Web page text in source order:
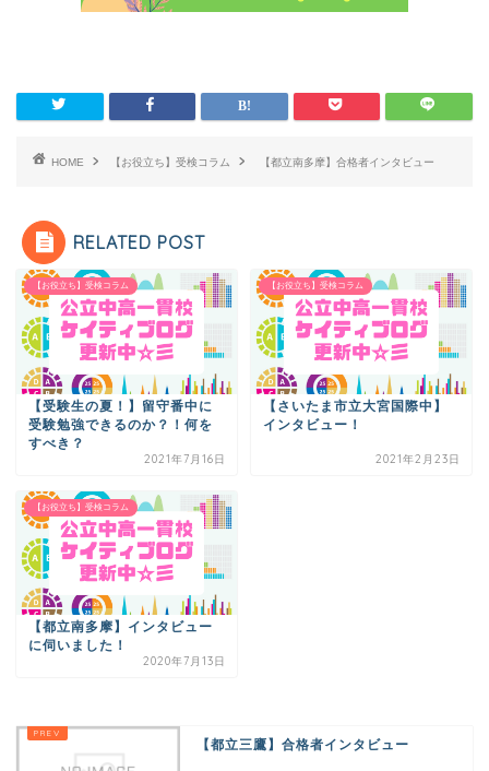
HOME 【お役立ち】受検コラム 【都立南多摩】合格者インタビュー
RELATED POST
【お役立ち】受検コラム
【受験生の夏！】留守番中に
受験勉強できるのか？！何を
すべき？
2021年7月16日
【お役立ち】受検コラム
【さいたま市立大宮国際中】
インタビュー！
2021年2月23日
【お役立ち】受検コラム
【都立南多摩】インタビュー
に伺いました！
2020年7月13日
【都立三鷹】合格者インタビュー